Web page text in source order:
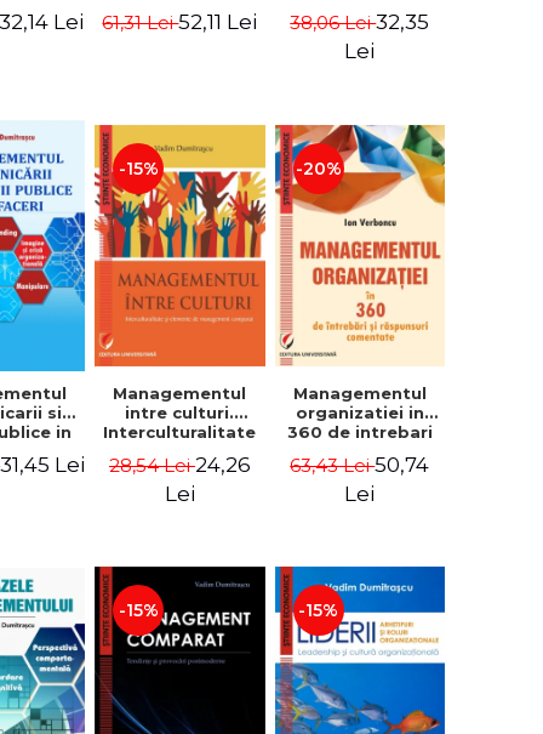
32,14 Lei
Editia a VI-a -
61,31 Lei52,11 Lei
Catalina Stefan
38,06 Lei32,35
Lei
si
in
31,45 Lei
-15%
Managementul
intre culturi.
Interculturalitate
management
comparat -
28,54 Lei24,26
Lei
-20%
Managementul
organizatiei in
360 de intrebari
comentate - Ion
Verboncu
63,43 Lei50,74
Lei
-15% -15%